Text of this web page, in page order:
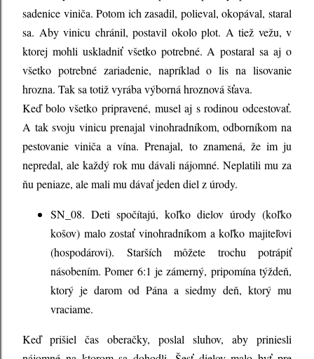
sadenice viniča. Potom ich zasadil, polieval, okopával, staral
sa. Aby vinicu chránil, postavil okolo plot. A tiež vežu, v
ktorej mohli uskladniť všetko potrebné. A postaral sa aj o
všetko potrebné zariadenie, napríklad o lis na lisovanie
hrozna. Tak sa totiž vyrába výborná hroznová šťava.
Keď bolo všetko pripravené, musel aj s rodinou odcestovať.
A tak svoju vinicu prenajal vinohradníkom, odborníkom na
pestovanie viniča a vína. Prenajal, to znamená, že im ju
nepredal, ale každý rok mu dávali nájomné. Neplatili mu za
ňu peniaze, ale mali mu dávať jeden diel z úrody.
SN_08. Deti spočítajú, koľko dielov úrody (koľko
košov) malo zostať vinohradníkom a koľko majiteľovi
(hospodárovi). Starších môžete trochu potrápiť
násobením. Pomer 6:1 je zámerný, pripomína týždeň,
ktorý je darom od Pána a siedmy deň, ktorý mu
vraciame.
Keď prišiel čas oberačky, poslal sluhov, aby priniesli